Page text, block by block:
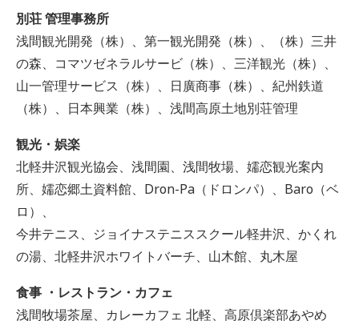
別荘 管理事務所
浅間観光開発（株）、第一観光開発（株）、（株）三井
の森、コマツゼネラルサービ（株）、三洋観光（株）、
山一管理サービス（株）、日廣商事（株）、紀州鉄道
（株）、日本興業（株）、浅間高原土地別荘管理
観光・娯楽
北軽井沢観光協会、浅間園、浅間牧場、嬬恋観光案内
所、嬬恋郷土資料館、Dron-Pa（ドロンパ）、Baro（ベ
ロ）、
今井テニス、ジョイナステニススクール軽井沢、かくれ
の湯、北軽井沢ホワイトバーチ、山木館、丸木屋
食事 ・レストラン・カフェ